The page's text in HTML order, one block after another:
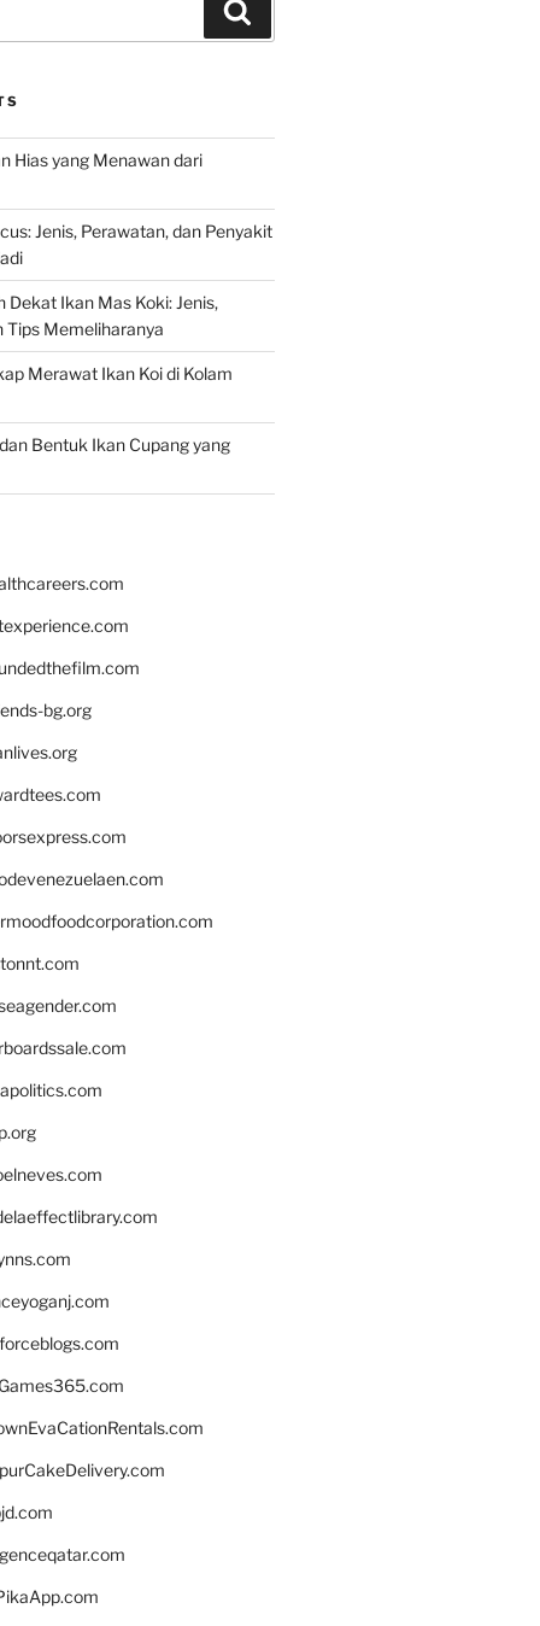
Hias yang Menawan dari
Jenis, Perawatan, dan Penyakit
Dekat Ikan Mas Koki: Jenis,
Tips Memeliharanya
Merawat Ikan Koi di Kolam
Bentuk Ikan Cupang yang
bg.org